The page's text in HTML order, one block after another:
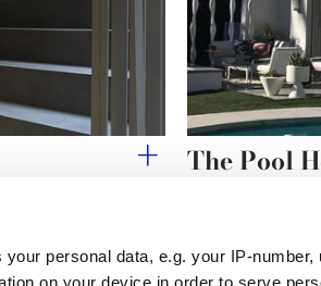
your personal data, e.g. your IP-
The Pool